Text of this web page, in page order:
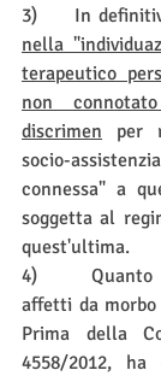
nella
terapeutico
non
discrimen per
socio-
connessa" a
soggetta al
quest'ultima.
4)
affetti da morbo
Prima della
4558/2012,